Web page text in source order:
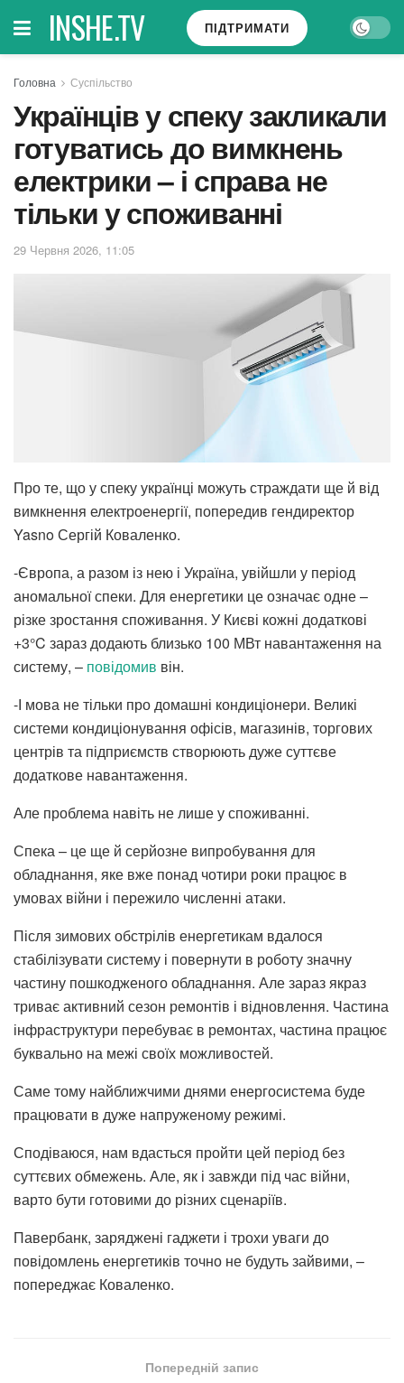
INSHE.TV ПІДТРИМАТИ
Головна Суспільство
Українців у спеку закликали
готуватись до вимкнень
електрики – і справа не
тільки у споживанні
29 Червня 2026, 11:05
Про те, що у спеку українці можуть страждати ще й від
вимкнення електроенергії, попередив гендиректор
Yasno Сергій Коваленко.
-Європа, а разом із нею і Україна, увійшли у період
аномальної спеки. Для енергетики це означає одне –
різке зростання споживання. У Києві кожні додаткові
+3°C зараз додають близько 100 МВт навантаження на
систему, – повідомив він.
-І мова не тільки про домашні кондиціонери. Великі
системи кондиціонування офісів, магазинів, торгових
центрів та підприємств створюють дуже суттєве
додаткове навантаження.
Але проблема навіть не лише у споживанні.
Спека – це ще й серйозне випробування для
обладнання, яке вже понад чотири роки працює в
умовах війни і пережило численні атаки.
Після зимових обстрілів енергетикам вдалося
стабілізувати систему і повернути в роботу значну
частину пошкодженого обладнання. Але зараз якраз
триває активний сезон ремонтів і відновлення. Частина
інфраструктури перебуває в ремонтах, частина працює
буквально на межі своїх можливостей.
Саме тому найближчими днями енергосистема буде
працювати в дуже напруженому режимі.
Сподіваюся, нам вдасться пройти цей період без
суттєвих обмежень. Але, як і завжди під час війни,
варто бути готовими до різних сценаріїв.
Павербанк, заряджені гаджети і трохи уваги до
повідомлень енергетиків точно не будуть зайвими, –
попереджає Коваленко.
Попередній запис